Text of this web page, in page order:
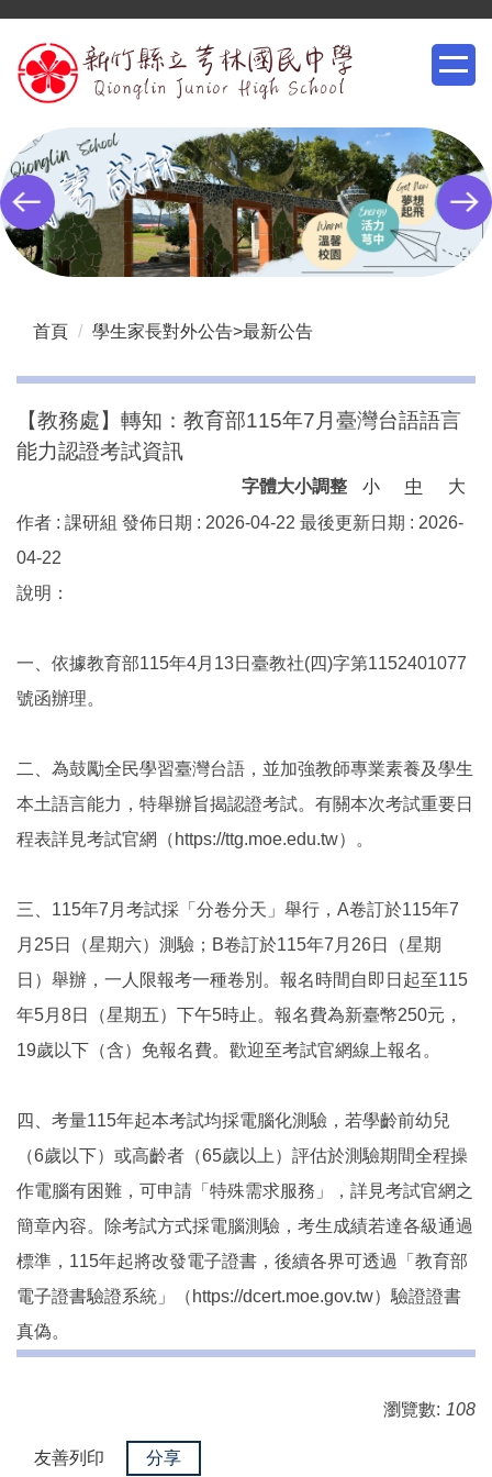
到
主
內
容
區
首頁 學生家長對外公告>最新公告
【教務處】轉知：教育部115年7月臺灣台語語言
能力認證考試資訊
字體大小調整 小 中
大
作者 : 課研組 發佈日期 : 2026-04-22 最後更新日期 : 2026-
04-22
說明：
一、依據教育部115年4月13日臺教社(四)字第1152401077
號函辦理。
二、為鼓勵全民學習臺灣台語，並加強教師專業素養及學生
本土語言能力，特舉辦旨揭認證考試。有關本次考試重要日
程表詳見考試官網（https://ttg.moe.edu.tw）。
三、115年7月考試採「分卷分天」舉行，A卷訂於115年7
月25日（星期六）測驗；B卷訂於115年7月26日（星期
日）舉辦，一人限報考一種卷別。報名時間自即日起至115
年5月8日（星期五）下午5時止。報名費為新臺幣250元，
19歲以下（含）免報名費。歡迎至考試官網線上報名。
四、考量115年起本考試均採電腦化測驗，若學齡前幼兒
（6歲以下）或高齡者（65歲以上）評估於測驗期間全程操
作電腦有困難，可申請「特殊需求服務」，詳見考試官網之
簡章內容。除考試方式採電腦測驗，考生成績若達各級通過
標準，115年起將改發電子證書，後續各界可透過「教育部
電子證書驗證系統」（https://dcert.moe.gov.tw）驗證證書
真偽。
瀏覽數: 108
友善列印 分享